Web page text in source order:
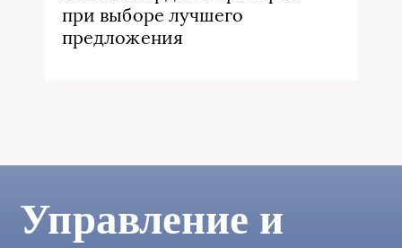
при выборе лучшего
предложения
Управление и